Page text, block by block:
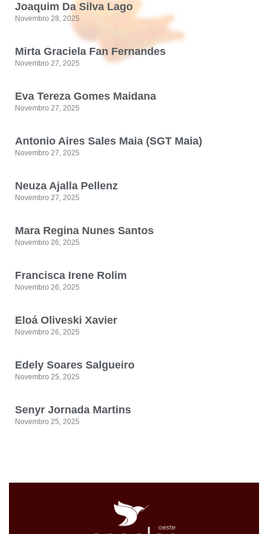
Joaquim Da Silva Lago
Novembro 28, 2025
Mirta Graciela Fan Fernandes
Novembro 27, 2025
Eva Tereza Gomes Maidana
Novembro 27, 2025
Antonio Aires Sales Maia (SGT Maia)
Novembro 27, 2025
Neuza Ajalla Pellenz
Novembro 27, 2025
Mara Regina Nunes Santos
Novembro 26, 2025
Francisca Irene Rolim
Novembro 26, 2025
Eloá Oliveski Xavier
Novembro 26, 2025
Edely Soares Salgueiro
Novembro 25, 2025
Senyr Jornada Martins
Novembro 25, 2025